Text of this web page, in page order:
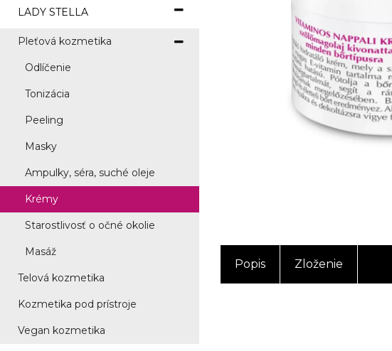
LADY STELLA
Pleťová kozmetika
Odlíčenie
Tonizácia
Peeling
Masky
Ampulky, séra, suché oleje
Krémy
Starostlivosť o očné okolie
Masáž
Telová kozmetika
Kozmetika pod prístroje
Vegan kozmetika
Popis Zloženie